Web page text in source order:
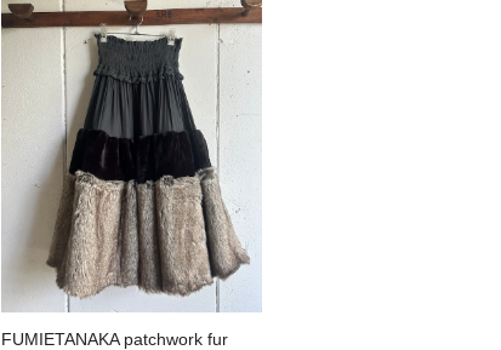
FUMIETANAKA patchwork fur